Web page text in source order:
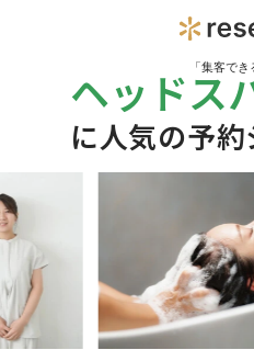
「集客で
ヘッドス
に人気の予